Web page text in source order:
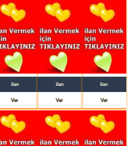
ilan
Ver
ilan
Ver
ilan
Ver